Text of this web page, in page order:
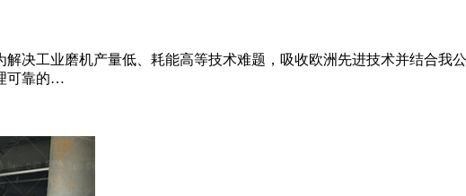
决工业磨机产量低、耗能高等技术难题，吸收欧洲先进技术并结合我
可靠的…